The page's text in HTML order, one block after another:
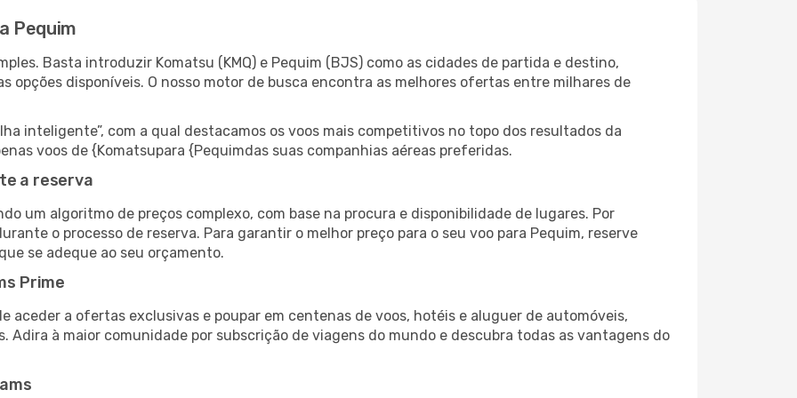
Pequim
Basta introduzir Komatsu (KMQ) e Pequim (BJS) como as cidades de partida e destino,
opções disponíveis. O nosso motor de busca encontra as melhores ofertas entre milhares de
inteligente”, com a qual destacamos os voos mais competitivos no topo dos resultados da
voos de {Komatsupara {Pequimdas suas companhias aéreas preferidas.
a reserva
um algoritmo de preços complexo, com base na procura e disponibilidade de lugares. Por
o processo de reserva. Para garantir o melhor preço para o seu voo para Pequim, reserve
se adeque ao seu orçamento.
Prime
aceder a ofertas exclusivas e poupar em centenas de voos, hotéis e aluguer de automóveis,
à maior comunidade por subscrição de viagens do mundo e descubra todas as vantagens do